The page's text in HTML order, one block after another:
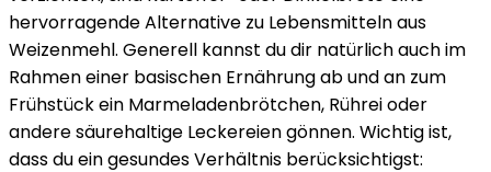
hervorragende Alternative zu Lebensmitteln aus
Weizenmehl. Generell kannst du dir natürlich auch im
Rahmen einer basischen Ernährung ab und an zum
Frühstück ein Marmeladenbrötchen, Rührei oder
andere säurehaltige Leckereien gönnen. Wichtig ist,
dass du ein gesundes Verhältnis berücksichtigst: